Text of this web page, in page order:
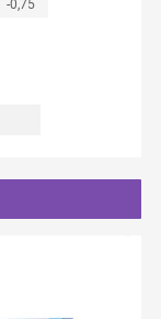
-0,75